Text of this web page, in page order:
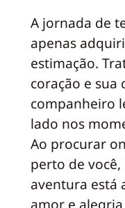
A jornada de
apenas
estimação.
coração e sua
companheiro
lado nos
Ao procurar
perto de
aventura está